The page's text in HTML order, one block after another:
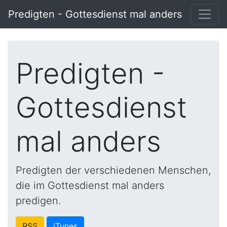
Predigten - Gottesdienst mal anders
Predigten -
Gottesdienst
mal anders
Predigten der verschiedenen Menschen,
die im Gottesdienst mal anders
predigen.